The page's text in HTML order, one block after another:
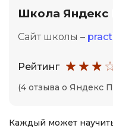
Школа Яндекс
Сайт школы –
Рейтинг
(4 отзыва о Яндекс
Каждый может